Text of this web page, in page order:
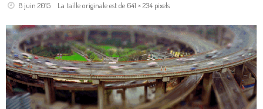
8 juin 2015 La taille originale est de 641 × 234pixels